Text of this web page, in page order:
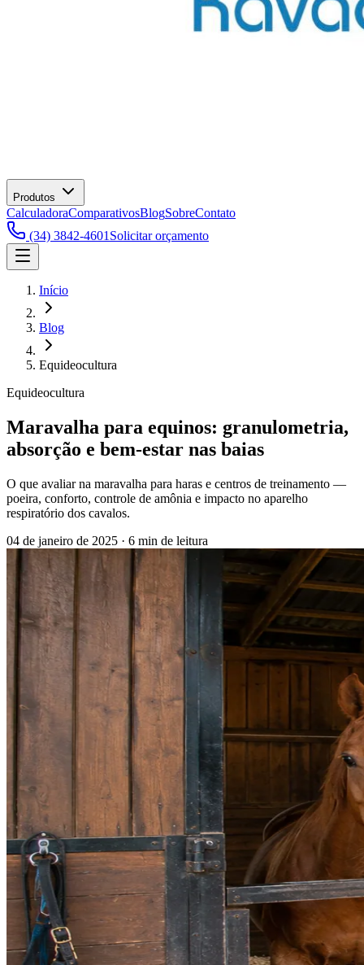
Produtos
CalculadoraComparativosBlogSobreContato
(34) 3842-4601 Solicitar orçamento
Início
Blog
Equideocultura
Equideocultura
Maravalha para equinos: granulometria,
absorção e bem-estar nas baias
O que avaliar na maravalha para haras e centros de treinamento —
poeira, conforto, controle de amônia e impacto no aparelho
respiratório dos cavalos.
04 de janeiro de 2025 · 6 min de leitura